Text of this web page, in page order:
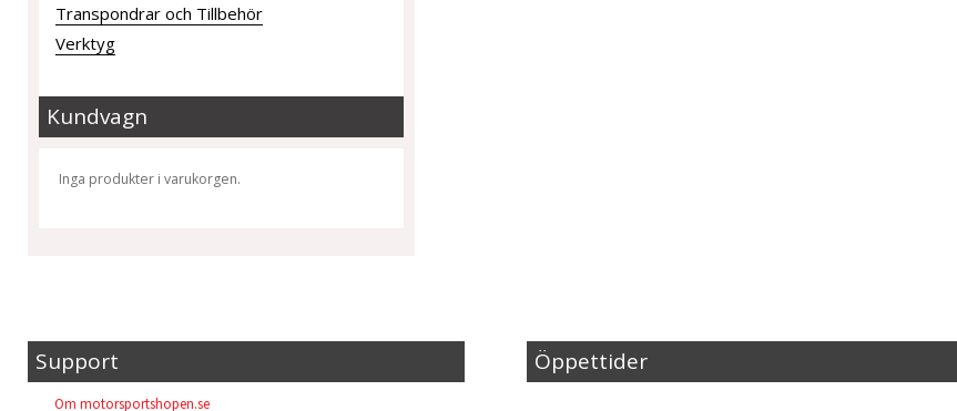
Transpondrar och Tillbehör
Verktyg
Kundvagn
Inga produkter i varukorgen.
Support
Om motorsportshopen.se
Öppettider